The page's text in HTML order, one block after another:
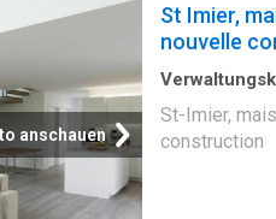
naturelle,
agencement
une
que la
facilement
anschauen
St Imier,
nouvelle
St-Imier,
construction